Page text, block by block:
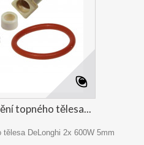
topného tělesa...
DeLonghi 2x 600W 5mm